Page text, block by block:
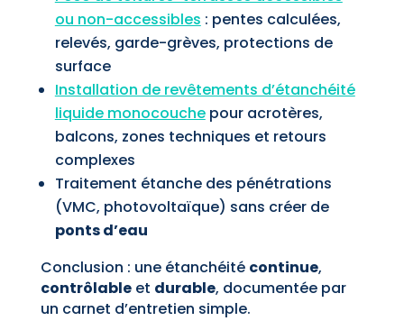
ou non-accessibles : pentes calculées,
relevés, garde-grèves, protections de
surface
Installation de revêtements d’étanchéité
liquide monocouchepour acrotères,
balcons, zones techniques et retours
complexes
Traitement étanche des pénétrations
(VMC, photovoltaïque) sans créer de
ponts d’eau
Conclusion : une étanchéité continue,
contrôlableet durable, documentée par
un carnet d’entretien simple.